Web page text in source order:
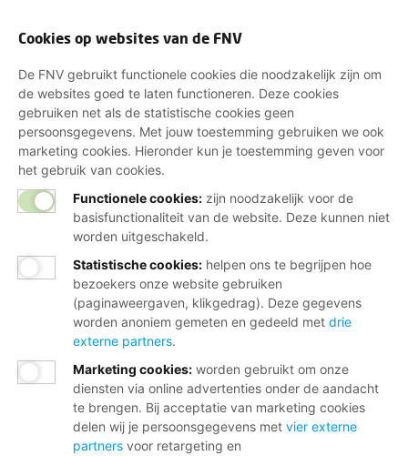
Cookies op websites van de FNV
De FNV gebruikt functionele cookies die noodzakelijk zijn om
de websites goed te laten functioneren. Deze cookies
gebruiken net als de statistische cookies geen
persoonsgegevens. Met jouw toestemming gebruiken we ook
marketing cookies. Hieronder kun je toestemming geven voor
het gebruik van cookies.
Functionele cookies: zijn noodzakelijk voor de
basisfunctionaliteit van de website. Deze kunnen niet
worden uitgeschakeld.
Statistische cookies: helpen ons te begrijpen hoe
bezoekers onze website gebruiken
(paginaweergaven, klikgedrag). Deze gegevens
worden anoniem gemeten en gedeeld met drie
externe partners.
Marketing cookies: worden gebruikt om onze
diensten via online advertenties onder de aandacht
te brengen. Bij acceptatie van marketing cookies
delen wij je persoonsgegevens met vier externe
partners voor retargeting en